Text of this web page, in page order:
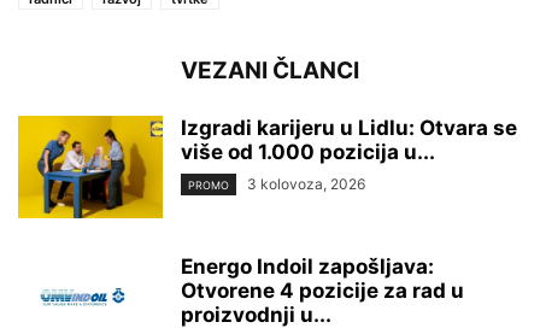
VEZANI ČLANCI
Izgradi karijeru u Lidlu: Otvara se
više od 1.000 pozicija u...
PROMO 3 kolovoza, 2026
Energo Indoil zapošljava:
Otvorene 4 pozicije za rad u
proizvodnji u...